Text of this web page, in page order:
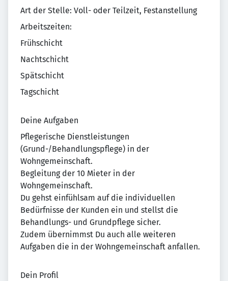
Art der Stelle: Voll- oder Teilzeit, Festanstellung
Arbeitszeiten:
Frühschicht
Nachtschicht
Spätschicht
Tagschicht
Deine Aufgaben
Pflegerische Dienstleistungen
(Grund-/Behandlungspflege) in der
Wohngemeinschaft.
Begleitung der 10 Mieter in der
Wohngemeinschaft.
Du gehst einfühlsam auf die individuellen
Bedürfnisse der Kunden ein und stellst die
Behandlungs- und Grundpflege sicher.
Zudem übernimmst Du auch alle weiteren
Aufgaben die in der Wohngemeinschaft anfallen.
Dein Profil